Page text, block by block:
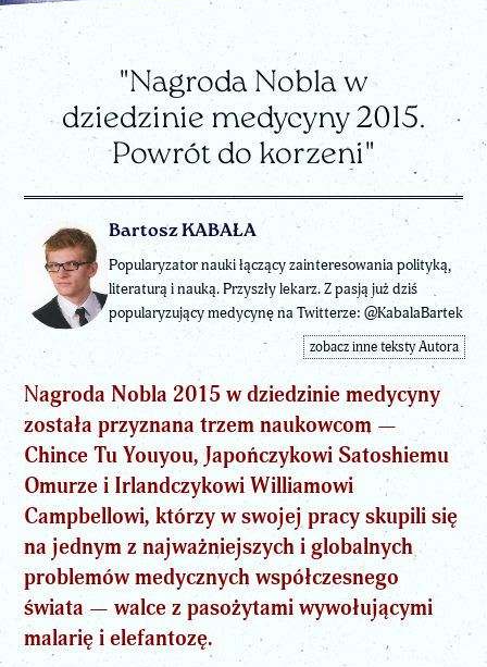
"Nagroda Nobla w
dziedzinie medycyny 2015.
Powrót do korzeni"
Bartosz KABAŁA
Popularyzator nauki łączący zainteresowania polityką,
literaturą i nauką. Przyszły lekarz. Z pasją już dziś
popularyzujący medycynę na Twitterze: @KabalaBartek
zobacz inne teksty Autora
Nagroda Nobla 2015 w dziedzinie medycyny
została przyznana trzem naukowcom —
Chince Tu Youyou, Japończykowi Satoshiemu
Omurze i Irlandczykowi Williamowi
Campbellowi, którzy w swojej pracy skupili się
na jednym z najważniejszych i globalnych
problemów medycznych współczesnego
świata — walce z pasożytami wywołującymi
malarię i elefantozę.